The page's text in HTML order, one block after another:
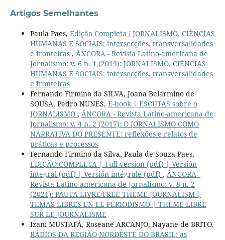
Artigos Semelhantes
Paula Paes, Edição Completa / JORNALISMO, CIÊNCIAS
HUMANAS E SOCIAIS: intersecções, transversalidades
e fronteiras , ÂNCORA - Revista Latino-americana de
Jornalismo: v. 6 n. 1 (2019): JORNALISMO, CIÊNCIAS
HUMANAS E SOCIAIS: intersecções, transversalidades
e fronteiras
Fernando Firmino da SILVA, Joana Belarmino de
SOUSA, Pedro NUNES, E-book | ESCUTAS sobre o
JORNALISMO , ÂNCORA - Revista Latino-americana de
Jornalismo: v. 4 n. 2 (2017): O JORNALISMO COMO
NARRATIVA DO PRESENTE: reflexões e relatos de
práticas e processos
Fernando Firmino da Silva, Paula de Souza Paes,
EDIÇÃO COMPLETA | Full version (pdf) | Versión
integral (pdf) | Versión intégrale (pdf) , ÂNCORA -
Revista Latino-americana de Jornalismo: v. 8 n. 2
(2021): PAUTA LIVRE/FREE THEME JOURNALISM |
TEMAS LIBRES EN EL PERIODISMO | THÈME LIBRE
SUR LE JOURNALISME
Izani MUSTAFÁ, Roseane ARCANJO, Nayane de BRITO,
RÁDIOS DA REGIÃO NORDESTE DO BRASIL: as